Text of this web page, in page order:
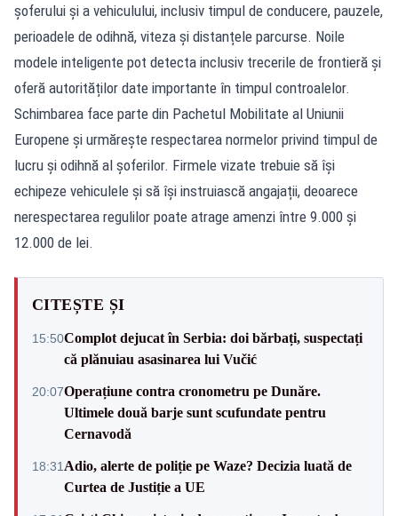
șoferului și a vehiculului, inclusiv timpul de conducere, pauzele,
perioadele de odihnă, viteza și distanțele parcurse. Noile
modele inteligente pot detecta inclusiv trecerile de frontieră și
oferă autorităților date importante în timpul controalelor.
Schimbarea face parte din Pachetul Mobilitate al Uniunii
Europene și urmărește respectarea normelor privind timpul de
lucru și odihnă al șoferilor. Firmele vizate trebuie să își
echipeze vehiculele și să își instruiască angajații, deoarece
nerespectarea regulilor poate atrage amenzi între 9.000 și
12.000 de lei.
CITEȘTE ȘI
15:50Complot dejucat în Serbia: doi bărbați, suspectați
că plănuiau asasinarea lui Vučić
20:07Operațiune contra cronometru pe Dunăre.
Ultimele două barje sunt scufundate pentru
Cernavodă
18:31 Adio, alerte de poliție pe Waze? Decizia luată de
Curtea de Justiție a UE